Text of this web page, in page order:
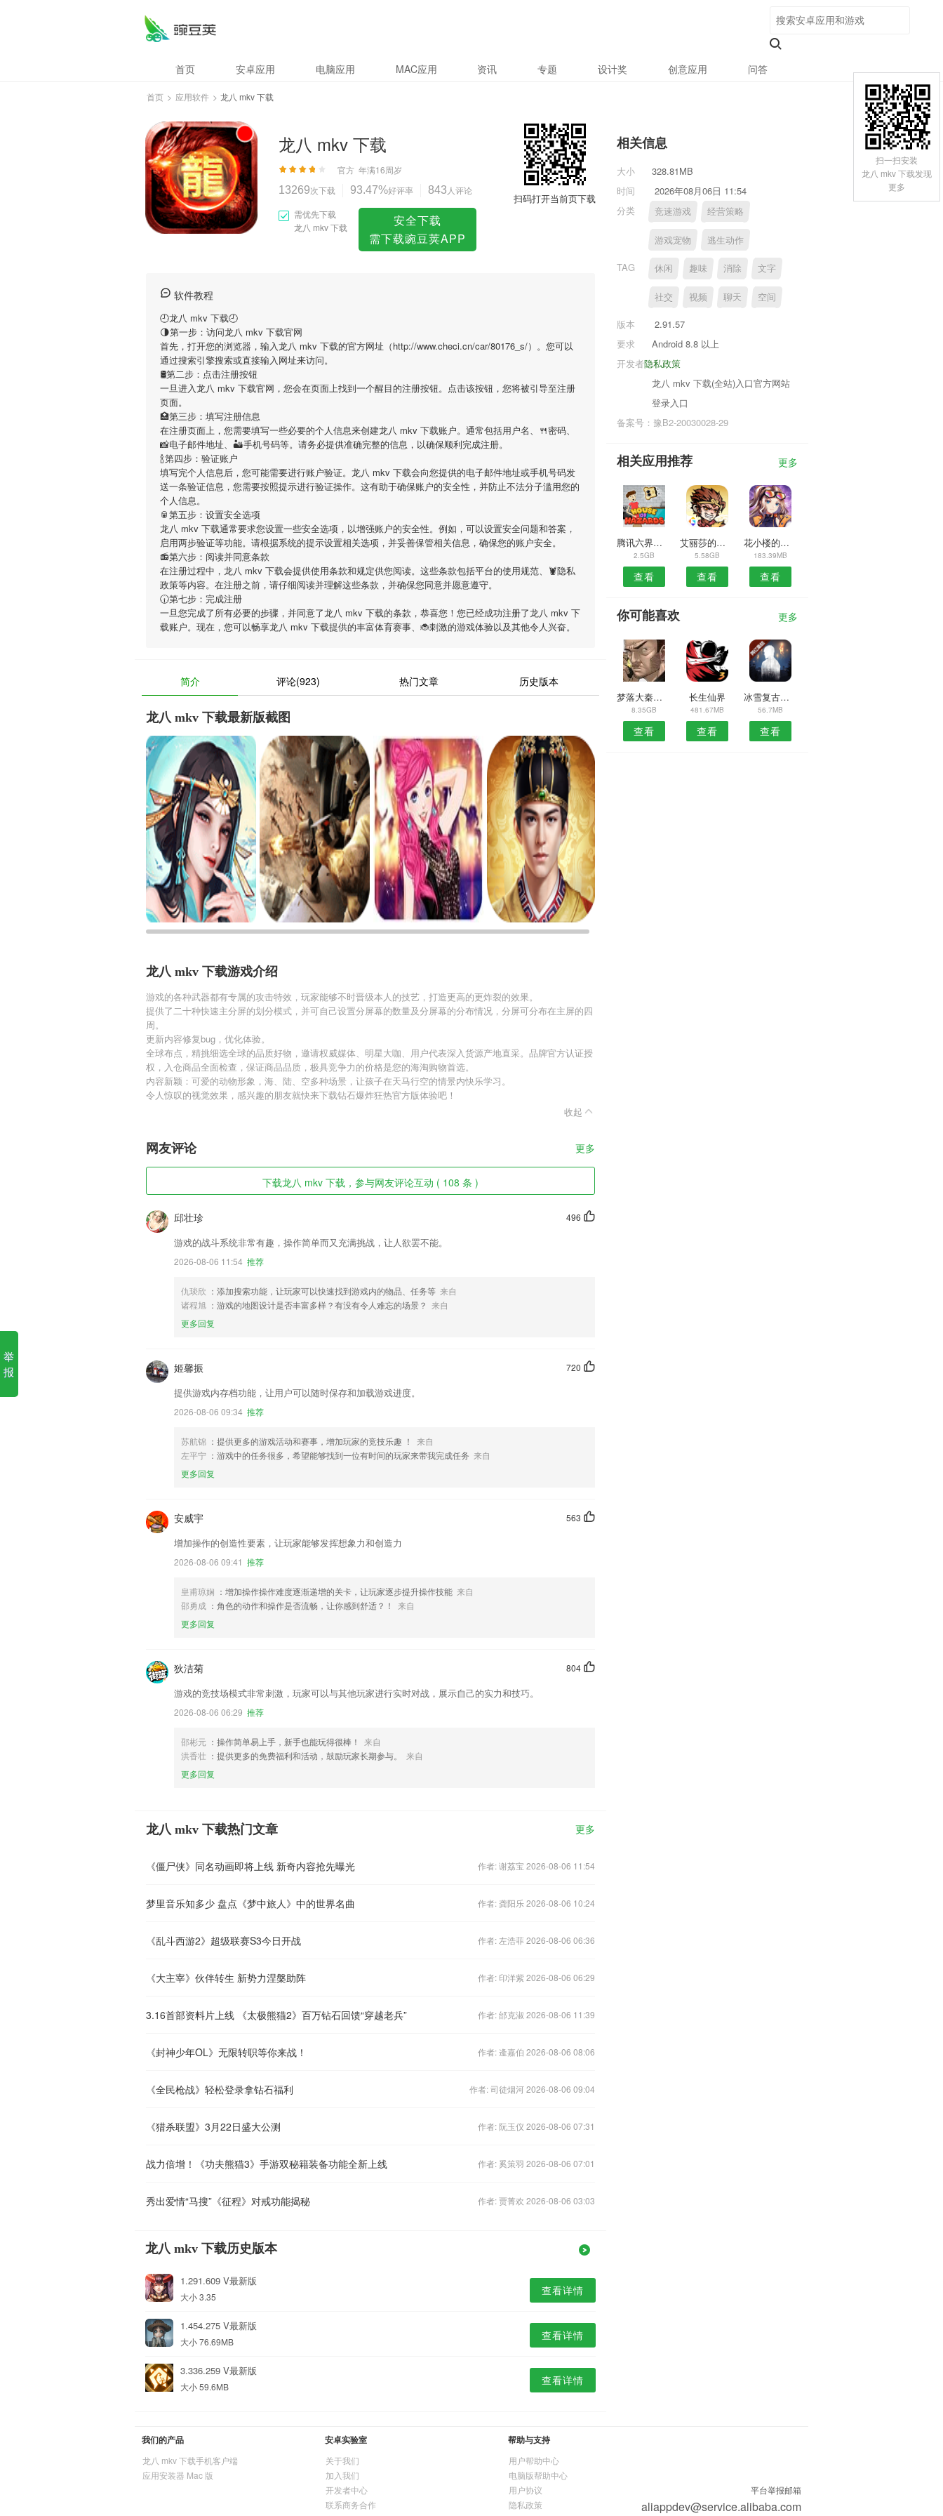
首页 安卓应用 电脑应用 MAC应用 资讯 专题 设计奖 创意应用 问答
首页 > 应用软件 > 龙八 mkv 下载
龙八 mkv 下载
官方 年满16周岁
13269次下载 93.47%好评率 843 人评论
需优先下载
龙八 mkv 下载
安全下载
需下载豌豆荚APP
扫码打开当前页下载
软件教程
🕘龙八 mkv 下载🕘
🌗第一步：访问龙八 mkv 下载官网
首先，打开您的浏览器，输入龙八 mkv 下载的官方网址（http://www.checi.cn/car/80176_s/）。您可以
通过搜索引擎搜索或直接输入网址来访问。
🛢第二步：点击注册按钮
一旦进入龙八 mkv 下载官网，您会在页面上找到一个醒目的注册按钮。点击该按钮，您将被引导至注册
页面。
🏥第三步：填写注册信息
在注册页面上，您需要填写一些必要的个人信息来创建龙八 mkv 下载账户。通常包括用户名、🍴密码、
📸电子邮件地址、🏜手机号码等。请务必提供准确完整的信息，以确保顺利完成注册。
🍾第四步：验证账户
填写完个人信息后，您可能需要进行账户验证。龙八 mkv 下载会向您提供的电子邮件地址或手机号码发
送一条验证信息，您需要按照提示进行验证操作。这有助于确保账户的安全性，并防止不法分子滥用您的
个人信息。
🥫第五步：设置安全选项
龙八 mkv 下载通常要求您设置一些安全选项，以增强账户的安全性。例如，可以设置安全问题和答案，
启用两步验证等功能。请根据系统的提示设置相关选项，并妥善保管相关信息，确保您的账户安全。
📻第六步：阅读并同意条款
在注册过程中，龙八 mkv 下载会提供使用条款和规定供您阅读。这些条款包括平台的使用规范、🦞隐私
政策等内容。在注册之前，请仔细阅读并理解这些条款，并确保您同意并愿意遵守。
🕡第七步：完成注册
一旦您完成了所有必要的步骤，并同意了龙八 mkv 下载的条款，恭喜您！您已经成功注册了龙八 mkv 下
载账户。现在，您可以畅享龙八 mkv 下载提供的丰富体育赛事、🐞刺激的游戏体验以及其他令人兴奋。
简介 评论(923) 热门文章 历史版本
龙八 mkv 下载最新版截图
龙八 mkv 下载游戏介绍
游戏的各种武器都有专属的攻击特效，玩家能够不时晋级本人的技艺，打造更高的更炸裂的效果。
提供了二十种快速主分屏的划分模式，并可自己设置分屏幕的数量及分屏幕的分布情况，分屏可分布在主屏的四
周。
更新内容修复bug，优化体验。
全球布点，精挑细选全球的品质好物，邀请权威媒体、明星大咖、用户代表深入货源产地直采。品牌官方认证授
权，入仓商品全面检查，保证商品品质，极具竞争力的价格是您的海淘购物首选。
内容新颖：可爱的动物形象，海、陆、空多种场景，让孩子在天马行空的情景内快乐学习。
令人惊叹的视觉效果，感兴趣的朋友就快来下载钻石爆炸狂热官方版体验吧！
收起
网友评论 更多
下载龙八 mkv 下载，参与网友评论互动 ( 108 条 )
496
邱壮珍
游戏的战斗系统非常有趣，操作简单而又充满挑战，让人欲罢不能。
2026-08-06 11:54 推荐
仇琰欣 ：添加搜索功能，让玩家可以快速找到游戏内的物品、任务等 来自
诸程旭 ：游戏的地图设计是否丰富多样？有没有令人难忘的场景？ 来自
更多回复
720
姬馨振
提供游戏内存档功能，让用户可以随时保存和加载游戏进度。
2026-08-06 09:34 推荐
苏航锦 ：提供更多的游戏活动和赛事，增加玩家的竞技乐趣 ！
来自
左平宁 ：游戏中的任务很多，希望能够找到一位有时间的玩家来带我完成任务 来自
更多回复
563
安威宇
增加操作的创造性要素，让玩家能够发挥想象力和创造力
2026-08-06 09:41 推荐
皇甫琼娴 ：增加操作操作难度逐渐递增的关卡，让玩家逐步提升操作技能 来自
邵勇成 ：角色的动作和操作是否流畅，让你感到舒适？！
来自
更多回复
804
狄洁菊
游戏的竞技场模式非常刺激，玩家可以与其他玩家进行实时对战，展示自己的实力和技巧。
2026-08-06 06:29 推荐
邵彬元 ：操作简单易上手，新手也能玩得很棒！
来自
洪香壮 ：提供更多的免费福利和活动，鼓励玩家长期参与。
来自
更多回复
龙八 mkv 下载热门文章 更多
《僵尸侠》同名动画即将上线 新奇内容抢先曝光 作者: 谢荔宝 2026-08-06 11:54
梦里音乐知多少 盘点《梦中旅人》中的世界名曲 作者: 龚阳乐 2026-08-06 10:24
《乱斗西游2》超级联赛S3今日开战 作者: 左浩菲 2026-08-06 06:36
《大主宰》伙伴转生 新势力涅槃助阵 作者: 印洋紫 2026-08-06 06:29
3.16首部资料片上线 《太极熊猫2》百万钻石回馈“穿越老兵” 作者: 邰克淑 2026-08-06 11:39
《封神少年OL》无限转职等你来战！ 作者: 逄嘉伯 2026-08-06 08:06
《全民枪战》轻松登录拿钻石福利 作者: 司徒烟河 2026-08-06 09:04
《猎杀联盟》3月22日盛大公测 作者: 阮玉仪 2026-08-06 07:31
战力倍增！《功夫熊猫3》手游双秘籍装备功能全新上线 作者: 奚策羽 2026-08-06 07:01
秀出爱情“马搜”《征程》对戒功能揭秘 作者: 贾菁欢 2026-08-06 03:03
龙八 mkv 下载历史版本
1.291.609 V最新版
大小 3.35 查看详情
1.454.275 V最新版
大小 76.69MB 查看详情
3.336.259 V最新版
大小 59.6MB 查看详情
相关信息
大小
328.81MB
时间
2026年08月06日 11:54
分类
竞速游戏 经营策略
游戏宠物 逃生动作
TAG 休闲 趣味 消除 文字
社交 视频 聊天 空间
版本
2.91.57
要求
Android 8.8 以上
隐私政策
开发者
龙八 mkv 下载(全站)入口官方网站
登录入口
备案号：豫B2-20030028-29
相关应用推荐 更多
腾讯六界仙尊
2.5GB
查看
艾丽莎的国度官方版
5.58GB
查看
花小楼的星光衣橱全服装
183.39MB
查看
你可能喜欢 更多
梦落大秦乱世情殇
8.35GB
查看
长生仙界
481.67MB
查看
冰雪复古之冰雪之城
56.7MB
查看
我们的产品
龙八 mkv 下载手机客户端
应用安装器 Mac 版
安卓实验室
关于我们
加入我们
开发者中心
联系商务合作
帮助与支持
用户帮助中心
电脑版帮助中心
用户协议
隐私政策
平台举报邮箱
aliappdev@service.alibaba.com
扫一扫安装
龙八 mkv 下载发现
更多
举
报